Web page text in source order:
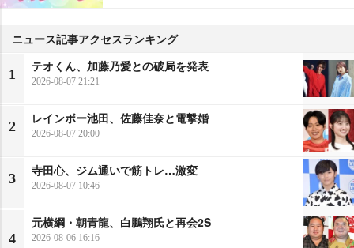
ニュース記事アクセスランキング
1
テオくん、加藤乃愛との破局を発表
2026-08-07 21:21
2
レインボー池田、佐藤佳奈と電撃婚
2026-08-07 20:00
3
寺田心、ジム通いで筋トレ…激変
2026-08-07 10:46
4
元横綱・朝青龍、白鵬翔氏と再会2S
2026-08-06 16:16